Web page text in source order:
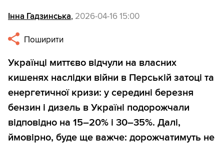
Інна Гадзинська, 2026-04-16 15:00
Поширити
Українці миттєво відчули на власних
кишенях наслідки війни в Перській затоці та
енергетичної кризи: у середині березня
бензин і дизель в Україні подорожчали
відповідно на 15–20% і 30–35%. Далі,
ймовірно, буде ще важче: дорожчатимуть не